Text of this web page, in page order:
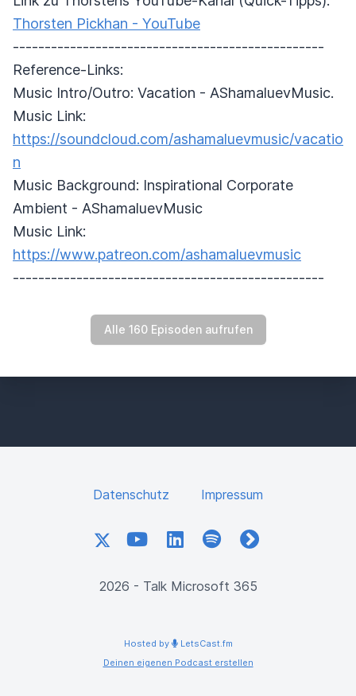
Thorsten Pickhan - YouTube
-------------------------------------------------
Reference-Links:
Music Intro/Outro: Vacation - AShamaluevMusic.
Music Link:
https://soundcloud.com/ashamaluevmusic/vacatio
n
Music Background: Inspirational Corporate
Ambient - AShamaluevMusic
Music Link:
https://www.patreon.com/ashamaluevmusic
-------------------------------------------------
Alle 160 Episoden aufrufen
Datenschutz Impressum
X YouTubeLinkedInSpotifyfyyd
2026 - Talk Microsoft 365
Hosted by
LetsCast.fm
Deinen eigenen Podcast erstellen